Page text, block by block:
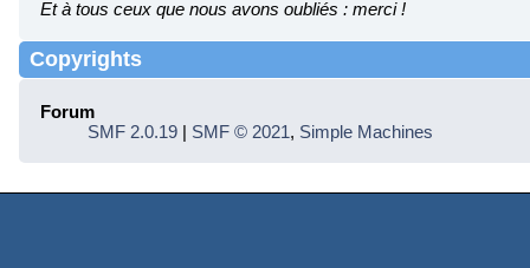
Et à tous ceux que nous avons oubliés : merci !
Copyrights
Forum
SMF 2.0.19 | SMF © 2021, Simple Machines